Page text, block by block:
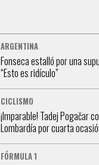
ARGENTINA
Fonseca estalló por una
“Esto es ridículo”
CICLISMO
¡Imparable! Tadej Pogačar
Lombardía por cuarta
FÓRMULA 1